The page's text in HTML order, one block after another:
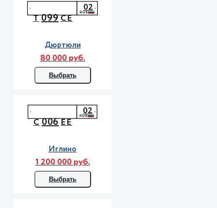
Т099СЕ
02
Дюртюли
80 000 руб.
Выбрать
С006ЕЕ
02
Иглино
1 200 000 руб.
Выбрать